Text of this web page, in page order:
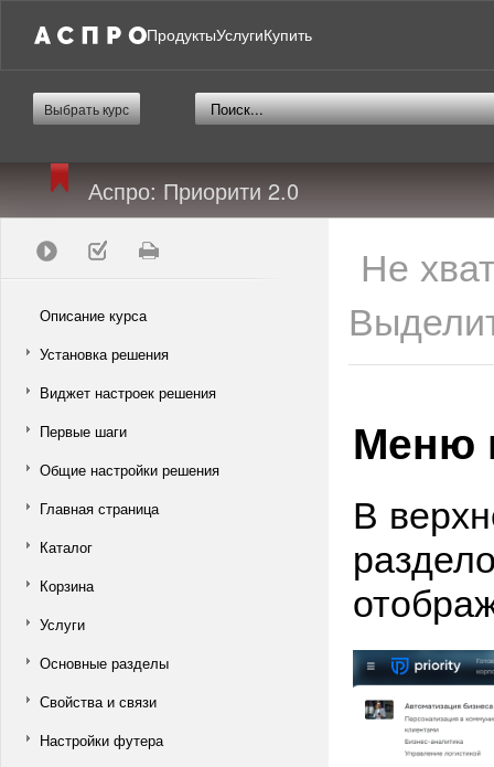
ПродуктыУслугиКупить
Выбрать курс
Аспро: Приорити 2.0
Описание курса
Установка решения
Виджет настроек решения
Первые шаги
Общие настройки решения
Главная страница
Каталог
Корзина
Услуги
Основные разделы
Свойства и связи
Настройки футера
Не
Меню
В